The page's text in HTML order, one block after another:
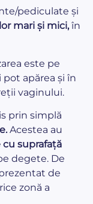
pediculate și
mari și mici,în
este pe
pot apărea și în
vaginului.
prin simplă
Acestea au
suprafață
degete. De
de
zonă a